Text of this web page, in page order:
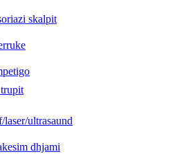
skalpit
trupit
laser/ultrasaund
dhjami